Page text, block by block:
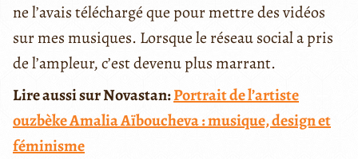
ne l’avais téléchargé que pour mettre des vidéos
sur mes musiques. Lorsque le réseau social a pris
de l’ampleur, c’est devenu plus marrant.
Lire aussi sur Novastan:Portrait de l’artiste
ouzbèke Amalia Aïboucheva : musique, design et
féminisme